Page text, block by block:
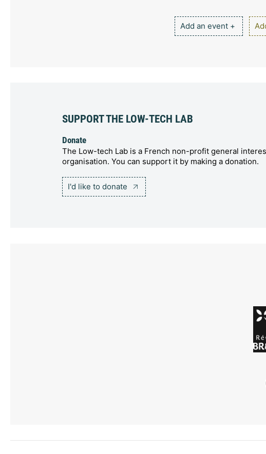
Add an event +
SUPPORT THE LOW-TECH LAB
Donate
The Low-tech Lab is a French non-profit general
organisation. You can support it by making a donation.
I'd like to donate